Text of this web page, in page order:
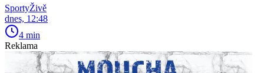
SportyŽivě
dnes, 12:48
4 min
Reklama